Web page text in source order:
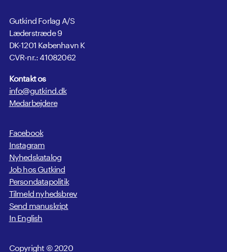
Gutkind Forlag A/S
Læderstræde 9
DK-1201 København K
CVR-nr.: 41082062
Kontakt os
info@gutkind.dk
Medarbejdere
Facebook
Instagram
Nyhedskatalog
Job hos Gutkind
Persondatapolitik
Tilmeld nyhedsbrev
Send manuskript
In English
Copyright © 2020